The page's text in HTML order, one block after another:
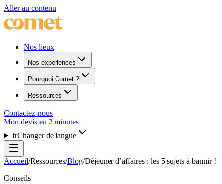
Aller au contenu
Nos lieux
Nos expériences
Pourquoi Comet ?
Ressources
Contactez-nous
Mon devis en 2 minutes
frChanger de langue
Accueil/Ressources/Blog/Déjeuner d’affaires : les 5 sujets à bannir !
Conseils